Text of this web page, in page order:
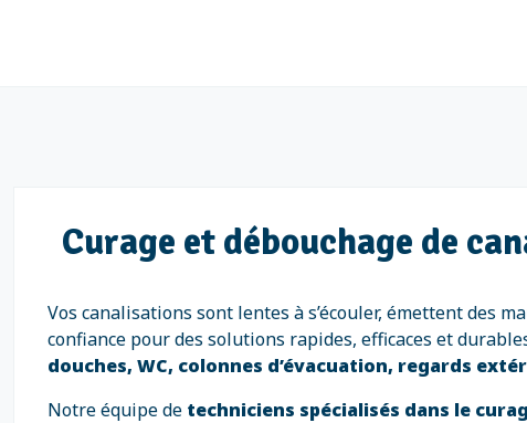
Curage et débouchage de
Vos canalisations sont lentes à s’écouler, émettent des
confiance pour des solutions rapides, efficaces et
douches, WC, colonnes d’évacuation, regards
Notre équipe de techniciens spécialisés dans le